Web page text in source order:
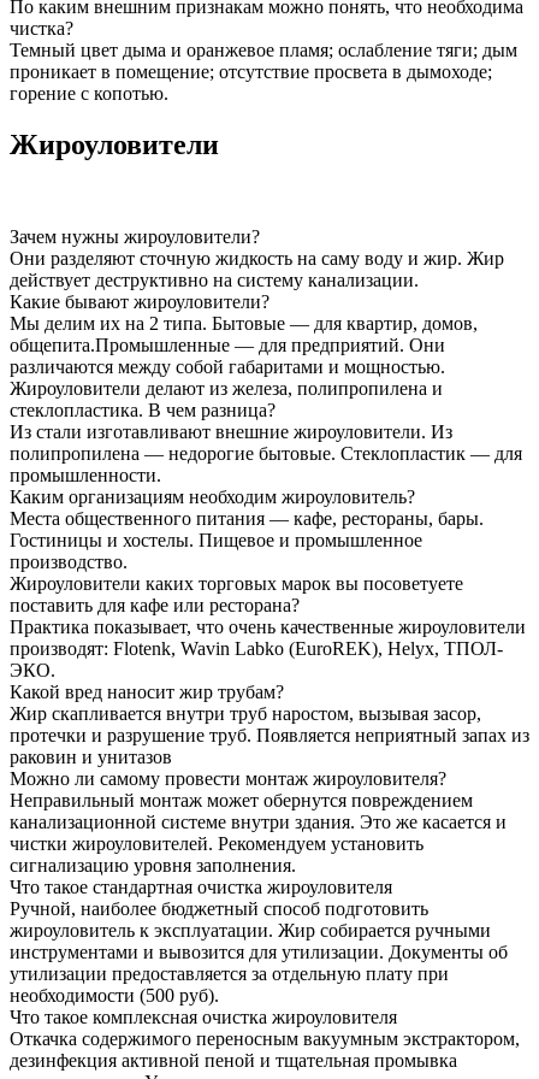
По каким внешним признакам можно понять, что необходима
чистка?
Темный цвет дыма и оранжевое пламя; ослабление тяги; дым
проникает в помещение; отсутствие просвета в дымоходе;
горение с копотью.
Жироуловители
Зачем нужны жироуловители?
Они разделяют сточную жидкость на саму воду и жир. Жир
действует деструктивно на систему канализации.
Какие бывают жироуловители?
Мы делим их на 2 типа. Бытовые — для квартир, домов,
общепита.Промышленные — для предприятий. Они
различаются между собой габаритами и мощностью.
Жироуловители делают из железа, полипропилена и
стеклопластика. В чем разница?
Из стали изготавливают внешние жироуловители. Из
полипропилена — недорогие бытовые. Стеклопластик — для
промышленности.
Каким организациям необходим жироуловитель?
Места общественного питания — кафе, рестораны, бары.
Гостиницы и хостелы. Пищевое и промышленное
производство.
Жироуловители каких торговых марок вы посоветуете
поставить для кафе или ресторана?
Практика показывает, что очень качественные жироуловители
производят: Flotenk, Wavin Labko (EuroREK), Helyx, ТПОЛ-
ЭКО.
Какой вред наносит жир трубам?
Жир скапливается внутри труб наростом, вызывая засор,
протечки и разрушение труб. Появляется неприятный запах из
раковин и унитазов
Можно ли самому провести монтаж жироуловителя?
Неправильный монтаж может обернутся повреждением
канализационной системе внутри здания. Это же касается и
чистки жироуловителей. Рекомендуем установить
сигнализацию уровня заполнения.
Что такое стандартная очистка жироуловителя
Ручной, наиболее бюджетный способ подготовить
жироуловитель к эксплуатации. Жир собирается ручными
инструментами и вывозится для утилизации. Документы об
утилизации предоставляется за отдельную плату при
необходимости (500 руб).
Что такое комплексная очистка жироуловителя
Откачка содержимого переносным вакуумным экстрактором,
дезинфекция активной пеной и тщательная промывка